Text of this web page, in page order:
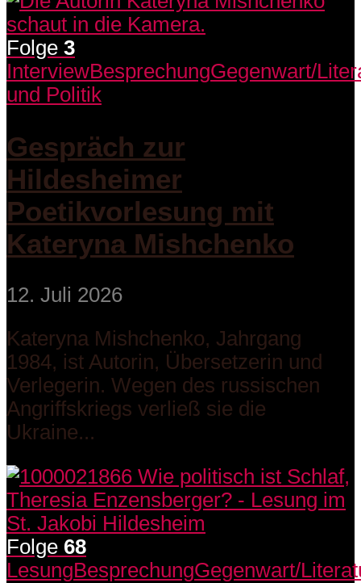
Folge 3
InterviewBesprechungGegenwart/
und Politik
Gespräch zur
Hildesheimer
Poetikvorlesung mit
Kateryna Mishchenko
12. Juli 2026
Kateryna Mishchenko, Jahrgang
1984, ist Autorin, Übersetzerin und
Verlegerin. Wegen des russischen
Angriffskriegs verließ sie die
Ukraine...
Folge 68
LesungBesprechungGegenwart/